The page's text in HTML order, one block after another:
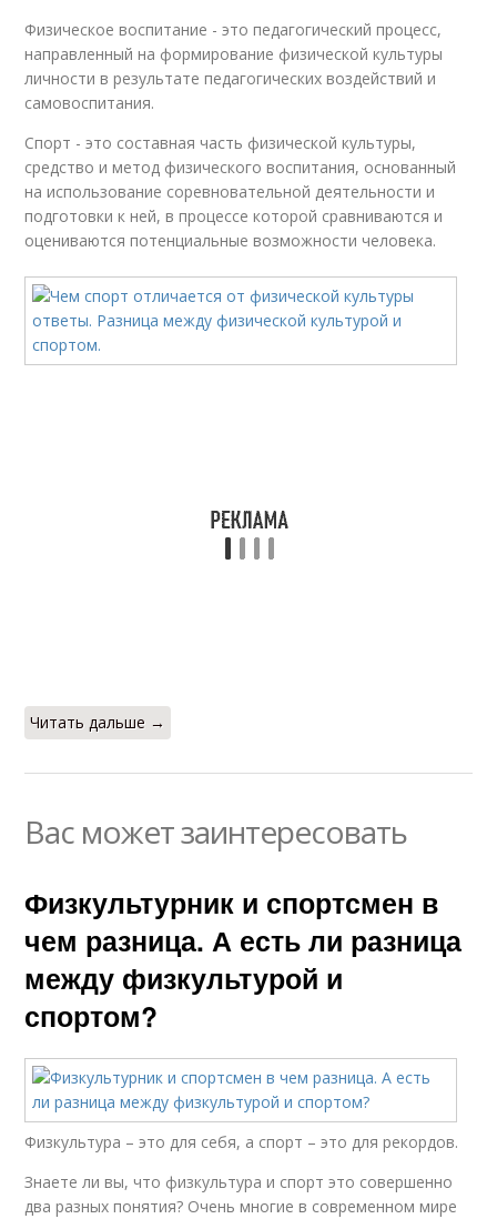
Физическое воспитание - это педагогический процесс,
направленный на формирование физической культуры
личности в результате педагогических воздействий и
самовоспитания.
Спорт - это составная часть физической культуры,
средство и метод физического воспитания, основанный
на использование соревновательной деятельности и
подготовки к ней, в процессе которой сравниваются и
оцениваются потенциальные возможности человека.
Читать дальше →
Вас может заинтересовать
Физкультурник и спортсмен в
чем разница. А есть ли разница
между физкультурой и
спортом?
Физкультура – это для себя, а спорт – это для рекордов.
Знаете ли вы, что физкультура и спорт это совершенно
два разных понятия? Очень многие в современном мире